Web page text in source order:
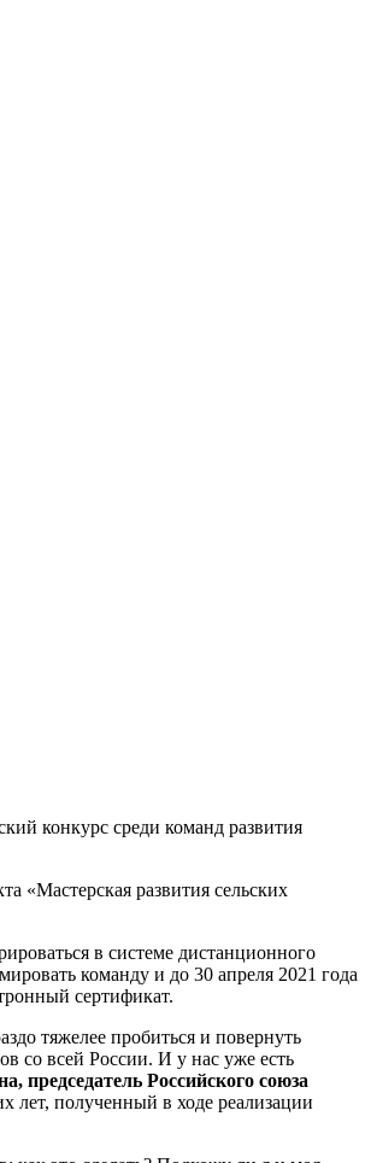
конкурс среди команд развития
«Мастерская развития сельских
в системе дистанционного
команду и до 30 апреля 2021 года
сертификат.
тяжелее пробиться и повернуть
со всей России. И у нас уже есть
председатель Российского союза
лет, полученный в ходе реализации